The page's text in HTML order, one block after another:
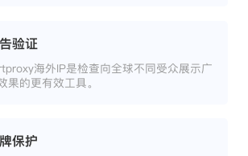
验证
海外IP是检查向全球不同受众展示广
果的更有效工具。
保护